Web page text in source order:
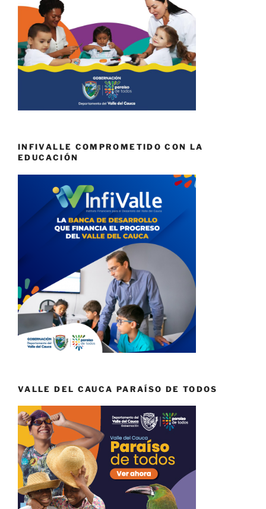
INFIVALLE COMPROMETIDO CON LA
EDUCACIÓN
VALLE DEL CAUCA PARAÍSO DE TODOS